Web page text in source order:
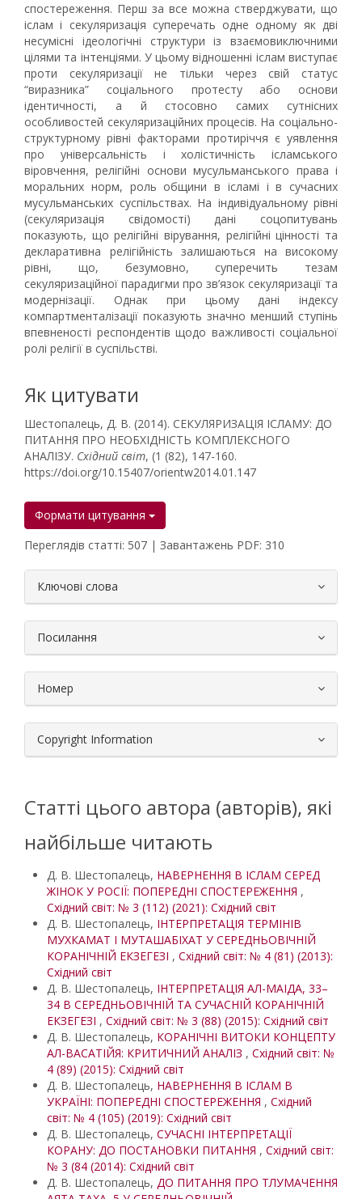
спостереження. Перш за все можна стверджувати, що
іслам і секуляризація суперечать одне одному як дві
несумісні ідеологічні структури із взаємовиключними
цілями та інтенціями. У цьому відношенні іслам виступає
проти секуляризації не тільки через свій статус
“виразника” соціального протесту або основи
ідентичності, а й стосовно самих сутнісних
особливостей секуляризаційних процесів. На соціально-
структурному рівні факторами протиріччя є уявлення
про універсальність і холістичність ісламського
віровчення, релігійні основи мусульманського права і
моральних норм, роль общини в ісламі і в сучасних
мусульманських суспільствах. На індивідуальному рівні
(секуляризація свідомості) дані соцопитувань
показують, що релігійні вірування, релігійні цінності та
декларативна релігійність залишаються на високому
рівні, що, безумовно, суперечить тезам
секуляризаційної парадигми про зв’язок секуляризації та
модернізації. Однак при цьому дані індексу
компартменталізації показують значно менший ступінь
впевненості респондентів щодо важливості соціальної
ролі релігії в суспільстві.
Як цитувати
Шестопалець, Д. В. (2014). СЕКУЛЯРИЗАЦІЯ ІСЛАМУ: ДО
ПИТАННЯ ПРО НЕОБХІДНІСТЬ КОМПЛЕКСНОГО
АНАЛІЗУ. Східний світ, (1 (82), 147-160.
https://doi.org/10.15407/orientw2014.01.147
Формати цитування
Переглядів статті: 507 | Завантажень PDF: 310
Ключові слова
Посилання
Номер
Copyright Information
Статті цього автора (авторів), які
найбільше читають
Д. В. Шестопалець, НАВЕРНЕННЯ В ІСЛАМ СЕРЕД
ЖІНОК У РОСІЇ: ПОПЕРЕДНІ СПОСТЕРЕЖЕННЯ ,
Східний світ: № 3 (112) (2021): Східний світ
Д. В. Шестопалець, ІНТЕРПРЕТАЦІЯ ТЕРМІНІВ
МУХКАМАТ І МУТАШАБІХАТ У СЕРЕДНЬОВІЧНІЙ
КОРАНІЧНІЙ ЕКЗЕГЕЗІ , Східний світ: № 4 (81) (2013):
Східний світ
Д. В. Шестопалець, ІНТЕРПРЕТАЦІЯ АЛ-МАІДА, 33–
34 В СЕРЕДНЬОВІЧНІЙ ТА СУЧАСНІЙ КОРАНІЧНІЙ
ЕКЗЕГЕЗІ , Східний світ: № 3 (88) (2015): Східний світ
Д. В. Шестопалець, КОРАНІЧНІ ВИТОКИ КОНЦЕПТУ
АЛ-ВАСАТІЙЯ: КРИТИЧНИЙ АНАЛІЗ , Східний світ: №
4 (89) (2015): Східний світ
Д. В. Шестопалець, НАВЕРНЕННЯ В ІСЛАМ В
УКРАЇНІ: ПОПЕРЕДНІ СПОСТЕРЕЖЕННЯ , Східний
світ: № 4 (105) (2019): Східний світ
Д. В. Шестопалець, СУЧАСНІ ІНТЕРПРЕТАЦІЇ
КОРАНУ: ДО ПОСТАНОВКИ ПИТАННЯ , Східний світ:
№ 3 (84 (2014): Східний світ
Д. В. Шестопалець, ДО ПИТАННЯ ПРО ТЛУМАЧЕННЯ